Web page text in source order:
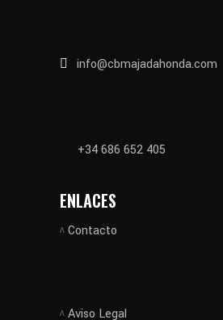
info@cbmajadahonda.com
+34 686 652 405
ENLACES
Contacto
Aviso Legal